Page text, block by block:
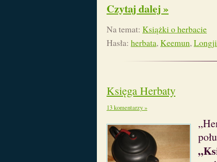
Czytaj dalej »
Na temat: Książki o herbacie
Hasła: herbata,Keemun,
Księga Herbaty
13 komentarzy »